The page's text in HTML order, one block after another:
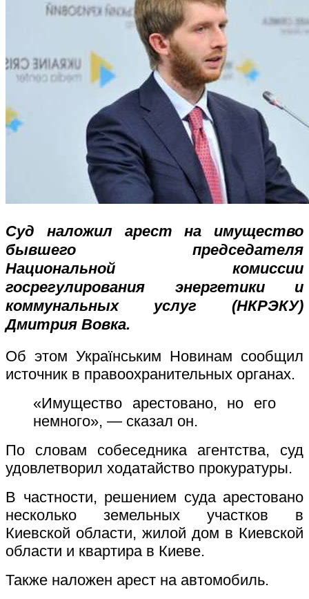
Суд наложил арест на имущество
бывшего председателя
Национальной комиссии
госрегулирования энергетики и
коммунальных услуг (НКРЭКУ)
Дмитрия Вовка.
Об этом Українським Новинам сообщил
источник в правоохранительных органах.
«Имущество арестовано, но его
немного», — сказал он.
По словам собеседника агентства, суд
удовлетворил ходатайство прокуратуры.
В частности, решением суда арестовано
несколько земельных участков в
Киевской области, жилой дом в Киевской
области и квартира в Киеве.
Также наложен арест на автомобиль.